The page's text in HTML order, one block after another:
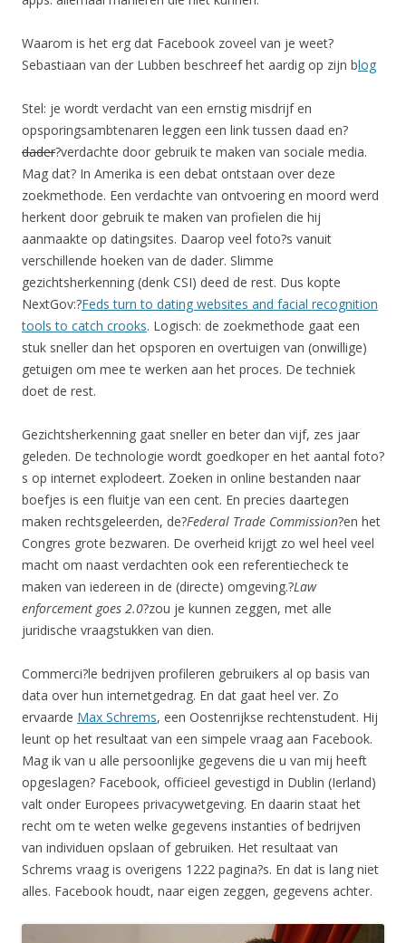
Waarom is het erg dat Facebook zoveel van je weet?
Sebastiaan van der Lubben beschreef het aardig op zijn blog
Stel: je wordt verdacht van een ernstig misdrijf en
opsporingsambtenaren leggen een link tussen daad en?
dader?verdachte door gebruik te maken van sociale media.
Mag dat? In Amerika is een debat ontstaan over deze
zoekmethode. Een verdachte van ontvoering en moord werd
herkent door gebruik te maken van profielen die hij
aanmaakte op datingsites. Daarop veel foto?s vanuit
verschillende hoeken van de dader. Slimme
gezichtsherkenning (denk CSI) deed de rest. Dus kopte
NextGov:?Feds turn to dating websites and facial recognition
tools to catch crooks. Logisch: de zoekmethode gaat een
stuk sneller dan het opsporen en overtuigen van (onwillige)
getuigen om mee te werken aan het proces. De techniek
doet de rest.
Gezichtsherkenning gaat sneller en beter dan vijf, zes jaar
geleden. De technologie wordt goedkoper en het aantal foto?
s op internet explodeert. Zoeken in online bestanden naar
boefjes is een fluitje van een cent. En precies daartegen
maken rechtsgeleerden, de?Federal Trade Commission?en het
Congres grote bezwaren. De overheid krijgt zo wel heel veel
macht om naast verdachten ook een referentiecheck te
maken van iedereen in de (directe) omgeving.?Law
enforcement goes 2.0?zou je kunnen zeggen, met alle
juridische vraagstukken van dien.
Commerci?le bedrijven profileren gebruikers al op basis van
data over hun internetgedrag. En dat gaat heel ver. Zo
ervaarde Max Schrems, een Oostenrijkse rechtenstudent. Hij
leunt op het resultaat van een simpele vraag aan Facebook.
Mag ik van u alle persoonlijke gegevens die u van mij heeft
opgeslagen? Facebook, officieel gevestigd in Dublin (Ierland)
valt onder Europees privacywetgeving. En daarin staat het
recht om te weten welke gegevens instanties of bedrijven
van individuen opslaan of gebruiken. Het resultaat van
Schrems vraag is overigens 1222 pagina?s. En dat is lang niet
alles. Facebook houdt, naar eigen zeggen, gegevens achter.